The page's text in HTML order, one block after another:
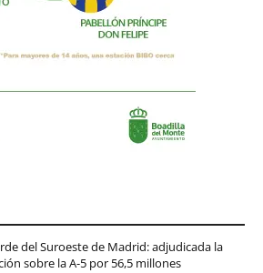
del Suroeste de Madrid: adjudicada la
sobre la A-5 por 56,5 millones